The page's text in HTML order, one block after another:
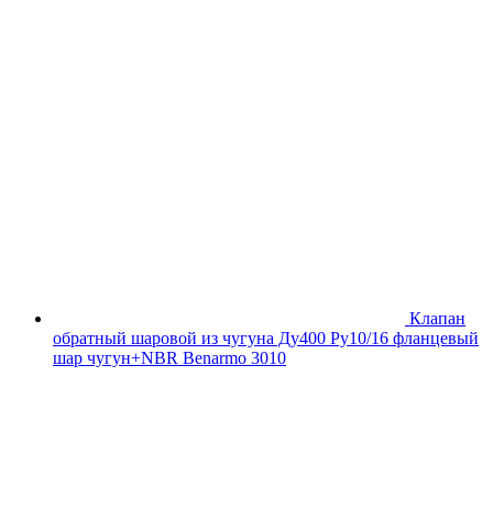
Клапан
обратный шаровой из чугуна Ду400 Ру10/16 фланцевый
шар чугун+NBR Benarmo 3010